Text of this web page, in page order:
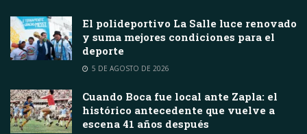
El polideportivo La Salle luce renovado
y suma mejores condiciones para el
deporte
5 DE AGOSTO DE 2026
Cuando Boca fue local ante Zapla: el
histórico antecedente que vuelve a
escena 41 años después